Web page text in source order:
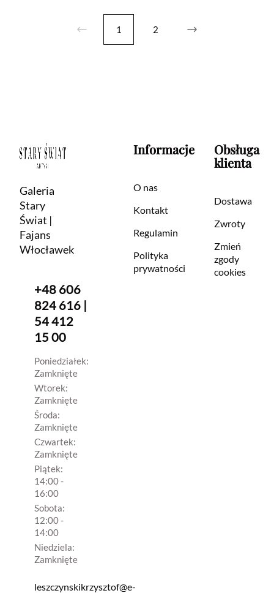
1 2
Galeria
Stary
Świat |
Fajans
Włocławek
+48 606
824 616 |
54 412
15 00
Poniedziałek:
Zamknięte
Wtorek:
Zamknięte
Środa:
Zamknięte
Czwartek:
Zamknięte
Piątek:
14:00 -
16:00
Sobota:
12:00 -
14:00
Niedziela:
Zamknięte
leszczynskikrzysztof@e-
Informacje
O nas
Kontakt
Regulamin
Polityka
prywatności
Obsługa
klienta
Dostawa
Zwroty
Zmień
zgody
cookies